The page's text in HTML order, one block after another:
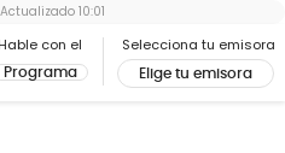
Hable con el
Programa
Selecciona tu emisora
Elige tu emisora
Actualizado 10:01